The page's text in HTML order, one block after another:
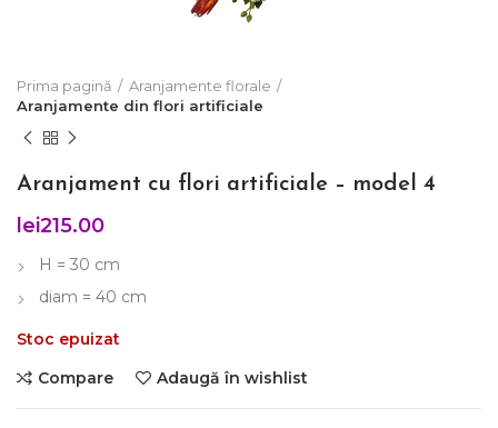
Prima pagină
Aranjamente florale
Aranjamente din flori artificiale
Aranjament cu flori artificiale – model 4
lei215.00
H = 30 cm
diam = 40 cm
Stoc epuizat
Compare
Adaugă în wishlist